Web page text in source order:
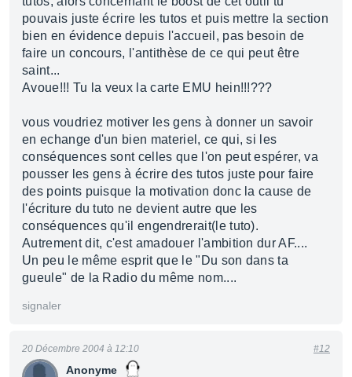
pouvais juste écrire les tutos et puis mettre la section
bien en évidence depuis l'accueil, pas besoin de
faire un concours, l'antithèse de ce qui peut être
saint...
Avoue!!! Tu la veux la carte EMU hein!!!???
vous voudriez motiver les gens à donner un savoir
en echange d'un bien materiel, ce qui, si les
conséquences sont celles que l'on peut espérer, va
pousser les gens à écrire des tutos juste pour faire
des points puisque la motivation donc la cause de
l'écriture du tuto ne devient autre que les
conséquences qu'il engendrerait(le tuto).
Autrement dit, c'est amadouer l'ambition dur AF....
Un peu le même esprit que le "Du son dans ta
gueule" de la Radio du même nom....
signaler
Anonyme
20 Décembre 2004 à 12:10 #12